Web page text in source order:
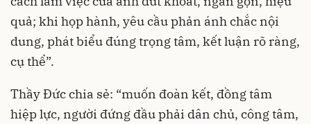
quả; khi họp hành, yêu cầu phản ánh chắc nội
dung, phát biểu đúng trọng tâm, kết luận rõ ràng,
cụ thể”.
Thầy Đức chia sẻ: “muốn đoàn kết, đồng tâm
hiệp lực, người đứng đầu phải dân chủ, công tâm,